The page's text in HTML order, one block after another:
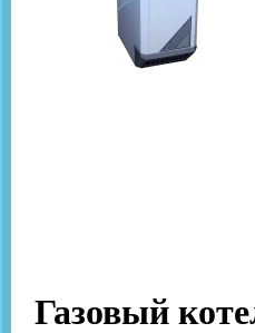
Газовый